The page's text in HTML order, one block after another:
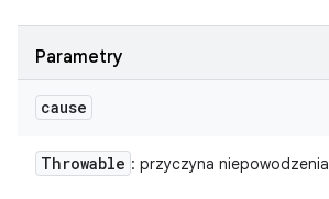
Parametry
cause
Throwable : przyczyna niepowodzenia